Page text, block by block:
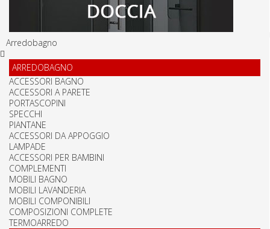
Arredobagno
ARREDOBAGNO
ACCESSORI BAGNO
ACCESSORI A PARETE
PORTASCOPINI
SPECCHI
PIANTANE
ACCESSORI DA APPOGGIO
LAMPADE
ACCESSORI PER BAMBINI
COMPLEMENTI
MOBILI BAGNO
MOBILI LAVANDERIA
MOBILI COMPONIBILI
COMPOSIZIONI COMPLETE
TERMOARREDO